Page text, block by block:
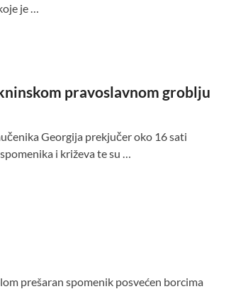
je …
pravoslavnom groblju
Georgija prekjučer oko 16 sati
i križeva te su …
prešaran spomenik posvećen borcima